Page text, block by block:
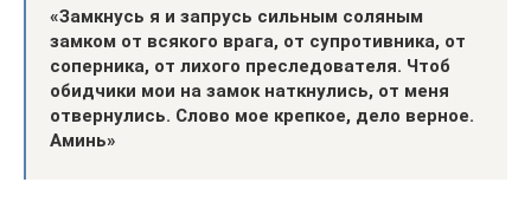
«Замкнусь я и запрусь сильным соляным
замком от всякого врага, от супротивника, от
соперника, от лихого преследователя. Чтоб
обидчики мои на замок наткнулись, от меня
отвернулись. Слово мое крепкое, дело верное.
Аминь»